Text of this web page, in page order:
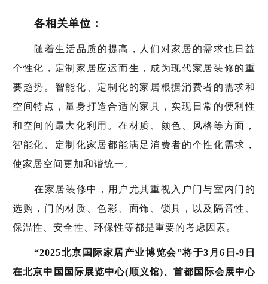
各相关单位：
随着生活品质的提高，人们对家居的需求也日益
个性化，定制家居应运而生，成为现代家居装修的重
要趋势。智能化、定制化的家居根据消费者的需求和
空间特点，量身打造合适的家具，实现日常的便利性
和空间的最大化利用。在材质、颜色、风格等方面，
智能化、定制化家居都能满足消费者的个性化需求，
使家居空间更加和谐统一。
在家居装修中，用户尤其重视入户门与室内门的
选购，门的材质、色彩、面饰、锁具，以及隔音性、
保温性、安全性、环保性等都是重要的考虑因素。
“2025北京国际家居产业博览会”将于3月6日-9日
在北京中国国际展览中心(顺义馆)、首都国际会展中心